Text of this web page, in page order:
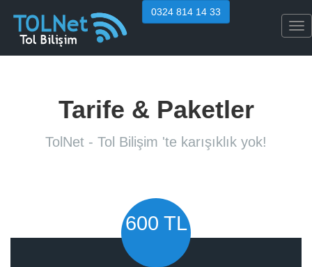
0324 814 14 33
Tarife & Paketler
TolNet - Tol Bilişim 'te karışıklık yok!
600 TL